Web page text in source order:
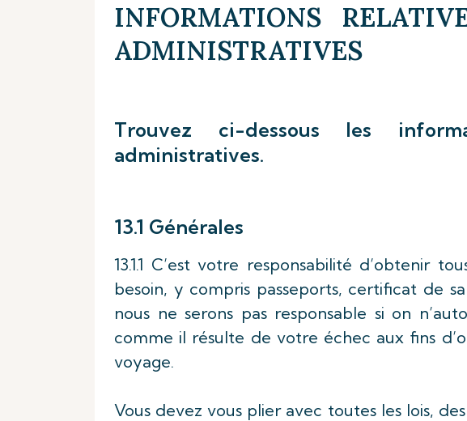
INFORMATIONS
ADMINISTRATIVES
Trouvez ci-dessous les
administratives.
13.1 Générales
13.1.1 C’est votre responsabilité d’obtenir
besoin, y compris passeports, certificat de
nous ne serons pas responsable si on
comme il résulte de votre échec aux fins
voyage.
Vous devez vous plier avec toutes les lois,